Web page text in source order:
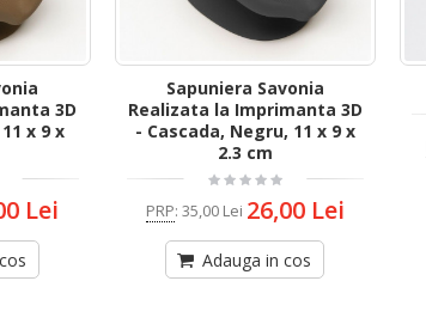
3D
x 9 x
Lei
Sapuniera Savonia
Realizata la Imprimanta 3D
- Cascada, Negru, 11 x 9 x
2.3 cm
PRP: 35,00 Lei 26,00 Lei
Adauga in cos